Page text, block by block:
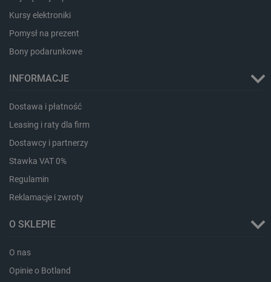
Kursy elektroniki
Pomysł na prezent
Bony podarunkowe
INFORMACJE
Dostawa i płatność
Leasing i raty dla firm
Dostawcy i partnerzy
Stawka VAT 0%
Regulamin
Reklamacje i zwroty
O SKLEPIE
O nas
Opinie o Botland